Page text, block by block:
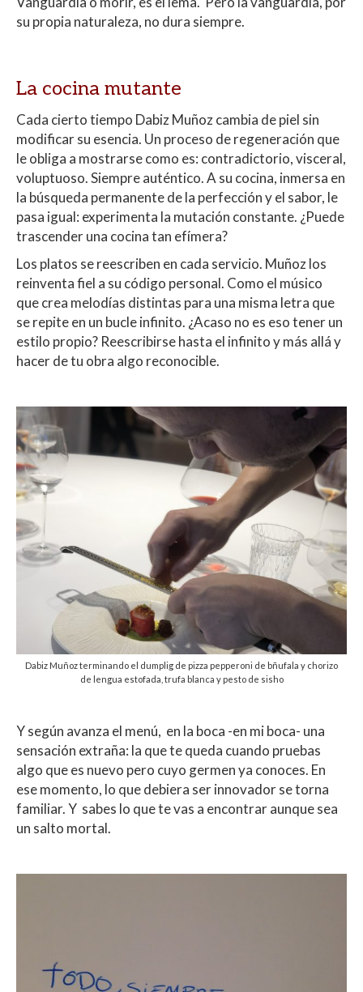
su propia naturaleza, no dura siempre.
La cocina mutante
Cada cierto tiempo Dabiz Muñoz cambia de piel sin
modificar su esencia. Un proceso de regeneración que
le obliga a mostrarse como es: contradictorio, visceral,
voluptuoso. Siempre auténtico. A su cocina, inmersa en
la búsqueda permanente de la perfección y el sabor, le
pasa igual: experimenta la mutación constante. ¿Puede
trascender una cocina tan efímera?
Los platos se reescriben en cada servicio. Muñoz los
reinventa fiel a su código personal. Como el músico
que crea melodías distintas para una misma letra que
se repite en un bucle infinito. ¿Acaso no es eso tener un
estilo propio? Reescribirse hasta el infinito y más allá y
hacer de tu obra algo reconocible.
Dabiz Muñoz terminando el dumplig de pizza pepperoni de bñufala y chorizo
de lengua estofada, trufa blanca y pesto de sisho
Y según avanza el menú, en la boca -en mi boca- una
sensación extraña: la que te queda cuando pruebas
algo que es nuevo pero cuyo germen ya conoces. En
ese momento, lo que debiera ser innovador se torna
familiar. Y sabes lo que te vas a encontrar aunque sea
un salto mortal.